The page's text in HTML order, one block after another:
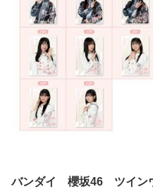
バンダイ 櫻坂46 ツイン